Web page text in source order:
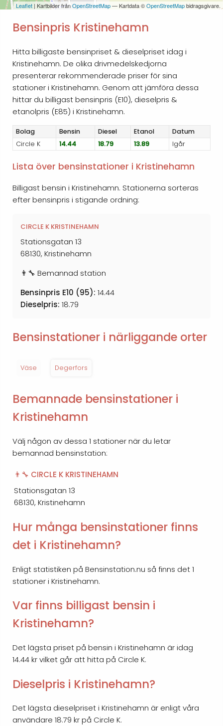
Leaflet | Kartbilder frånOpenStreetMap— Kartdata ©OpenStreetMapbidragsgivare.
Bensinpris Kristinehamn
Hitta billigaste bensinpriset & dieselpriset idag i
Kristinehamn. De olika drivmedelskedjorna
presenterar rekommenderade priser för sina
stationer i Kristinehamn. Genom att jämföra dessa
hittar du billigast bensinpris (E10), dieselpris &
etanolpris (E85) i Kristinehamn.
Bolag Bensin Diesel Etanol
Datum
Circle K
14.44 18.79 13.89 Igår
Lista över bensinstationer i Kristinehamn
Billigast bensin i Kristinehamn. Stationerna sorteras
efter bensinpris i stigande ordning:
CIRCLE K KRISTINEHAMN
Stationsgatan 13
68130, Kristinehamn
👨‍🔧 Bemannad station
Bensinpris E10 (95): 14.44
Dieselpris: 18.79
Bensinstationer i närliggande orter
Väse Degerfors
Bemannade bensinstationer i
Kristinehamn
Välj någon av dessa 1 stationer när du letar
bemannad bensinstation:
👨‍🔧 CIRCLE K KRISTINEHAMN
Stationsgatan 13
68130, Kristinehamn
Hur många bensinstationer finns
det i Kristinehamn?
Enligt statistiken på Bensinstation.nu så finns det 1
stationer i Kristinehamn.
Var finns billigast bensin i
Kristinehamn?
Det lägsta priset på bensin i Kristinehamn är idag
14.44 kr vilket går att hitta på Circle K.
Dieselpris i Kristinehamn?
Det lägsta dieselpriset i Kristinehamn är enligt våra
användare 18.79 kr på Circle K.